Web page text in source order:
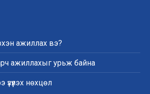
ажиллах вэ?
ажиллахыг урьж байна
нөхцөл